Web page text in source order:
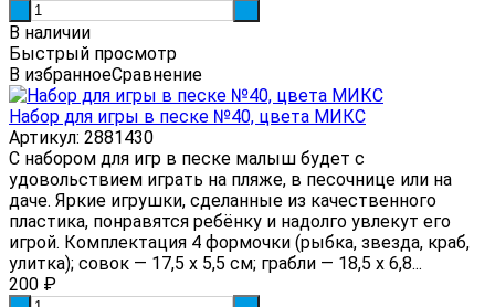
В наличии
Быстрый просмотр
В избранноеСравнение
Набор для игры в песке №40, цвета МИКС
Артикул: 2881430
С набором для игр в песке малыш будет с
удовольствием играть на пляже, в песочнице или на
даче. Яркие игрушки, сделанные из качественного
пластика, понравятся ребёнку и надолго увлекут его
игрой. Комплектация 4 формочки (рыбка, звезда, краб,
улитка); совок — 17,5 х 5,5 см; грабли — 18,5 х 6,8...
200 ₽